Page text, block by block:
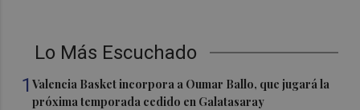
Lo Más Escuchado
1Valencia Basket incorpora a Oumar Ballo, que jugará la
próxima temporada cedido en Galatasaray